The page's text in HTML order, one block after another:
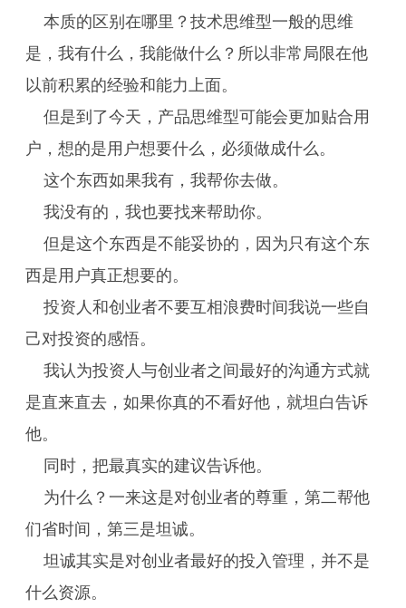
本质的区别在哪里？技术思维型一般的思维
是，我有什么，我能做什么？所以非常局限在他
以前积累的经验和能力上面。
但是到了今天，产品思维型可能会更加贴合用
户，想的是用户想要什么，必须做成什么。
这个东西如果我有，我帮你去做。
我没有的，我也要找来帮助你。
但是这个东西是不能妥协的，因为只有这个东
西是用户真正想要的。
投资人和创业者不要互相浪费时间我说一些自
己对投资的感悟。
我认为投资人与创业者之间最好的沟通方式就
是直来直去，如果你真的不看好他，就坦白告诉
他。
同时，把最真实的建议告诉他。
为什么？一来这是对创业者的尊重，第二帮他
们省时间，第三是坦诚。
坦诚其实是对创业者最好的投入管理，并不是
什么资源。